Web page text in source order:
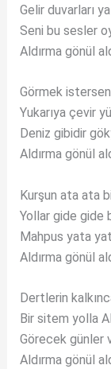
Gelir duvarları
Seni bu sesler
Aldırma gönül
Görmek
Yukarıya çevir
Deniz gibidir
Aldırma gönül
Kurşun ata ata
Yollar gide gide
Mahpus yata
Aldırma gönül
Dertlerin
Bir sitem yolla
Görecek günler
Aldırma gönül